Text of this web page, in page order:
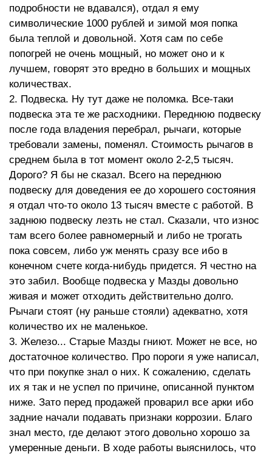
подробности не вдавался), отдал я ему
символические 1000 рублей и зимой моя попка
была теплой и довольной. Хотя сам по себе
попогрей не очень мощный, но может оно и к
лучшем, говорят это вредно в больших и мощных
количествах.
2. Подвеска. Ну тут даже не поломка. Все-таки
подвеска эта те же расходники. Переднюю подвеску
после года владения перебрал, рычаги, которые
требовали замены, поменял. Стоимость рычагов в
среднем была в тот момент около 2-2,5 тысяч.
Дорого? Я бы не сказал. Всего на переднюю
подвеску для доведения ее до хорошего состояния
я отдал что-то около 13 тысяч вместе с работой. В
заднюю подвеску лезть не стал. Сказали, что износ
там всего более равномерный и либо не трогать
пока совсем, либо уж менять сразу все ибо в
конечном счете когда-нибудь придется. Я честно на
это забил. Вообще подвеска у Мазды довольно
живая и может отходить действительно долго.
Рычаги стоят (ну раньше стояли) адекватно, хотя
количество их не маленькое.
3. Железо... Старые Мазды гниют. Может не все, но
достаточное количество. Про пороги я уже написал,
что при покупке знал о них. К сожалению, сделать
их я так и не успел по причине, описанной пунктом
ниже. Зато перед продажей проварил все арки ибо
задние начали подавать признаки коррозии. Благо
знал место, где делают этого довольно хорошо за
умеренные деньги. В ходе работы выяснилось, что